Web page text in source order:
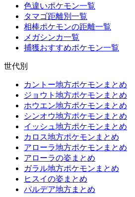
色違いポケモン一覧
タマゴ距離別一覧
相棒ポケモンの距離一覧
メガシンカ一覧
捕獲おすすめポケモン一覧
世代別
カントー地方ポケモンまとめ
ジョウト地方ポケモンまとめ
ホウエン地方ポケモンまとめ
シンオウ地方ポケモンまとめ
イッシュ地方ポケモンまとめ
カロス地方ポケモンまとめ
アローラ地方ポケモンまとめ
アローラの姿まとめ
ガラル地方ポケモンまとめ
ヒスイの姿まとめ
パルデア地方まとめ